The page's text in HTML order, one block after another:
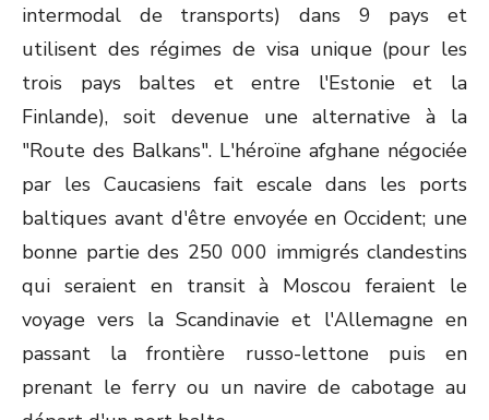
intermodal de transports) dans 9 pays et
utilisent des régimes de visa unique (pour les
trois pays baltes et entre l'Estonie et la
Finlande), soit devenue une alternative à la
"Route des Balkans". L'héroïne afghane négociée
par les Caucasiens fait escale dans les ports
baltiques avant d'être envoyée en Occident; une
bonne partie des 250 000 immigrés clandestins
qui seraient en transit à Moscou feraient le
voyage vers la Scandinavie et l'Allemagne en
passant la frontière russo-lettone puis en
prenant le ferry ou un navire de cabotage au